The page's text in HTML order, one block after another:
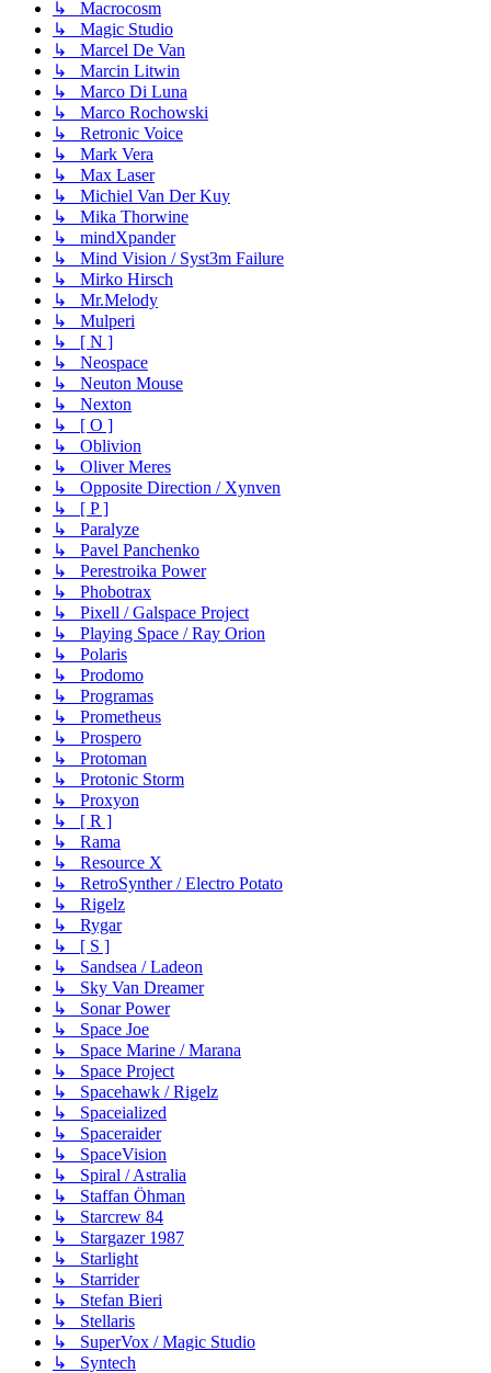
↳ Macrocosm
↳ Magic Studio
↳ Marcel De Van
↳ Marcin Litwin
↳ Marco Di Luna
↳ Marco Rochowski
↳ Retronic Voice
↳ Mark Vera
↳ Max Laser
↳ Michiel Van Der Kuy
↳ Mika Thorwine
↳ mindXpander
↳ Mind Vision / Syst3m Failure
↳ Mirko Hirsch
↳ Mr.Melody
↳ Mulperi
↳ [ N ]
↳ Neospace
↳ Neuton Mouse
↳ Nexton
↳ [ O ]
↳ Oblivion
↳ Oliver Meres
↳ Opposite Direction / Xynven
↳ [ P ]
↳ Paralyze
↳ Pavel Panchenko
↳ Perestroika Power
↳ Phobotrax
↳ Pixell / Galspace Project
↳ Playing Space / Ray Orion
↳ Polaris
↳ Prodomo
↳ Programas
↳ Prometheus
↳ Prospero
↳ Protoman
↳ Protonic Storm
↳ Proxyon
↳ [ R ]
↳ Rama
↳ Resource X
↳ RetroSynther / Electro Potato
↳ Rigelz
↳ Rygar
↳ [ S ]
↳ Sandsea / Ladeon
↳ Sky Van Dreamer
↳ Sonar Power
↳ Space Joe
↳ Space Marine / Marana
↳ Space Project
↳ Spacehawk / Rigelz
↳ Spaceialized
↳ Spaceraider
↳ SpaceVision
↳ Spiral / Astralia
↳ Staffan Öhman
↳ Starcrew 84
↳ Stargazer 1987
↳ Starlight
↳ Starrider
↳ Stefan Bieri
↳ Stellaris
↳ SuperVox / Magic Studio
↳ Syntech